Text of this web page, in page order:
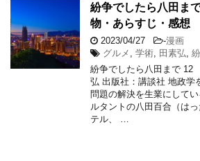
紛争でしたら八田ま
物・あらすじ・感想
2023/04/27 -漫画
グルメ
学術 田素弘
紛争でしたら八田まで
弘 出版社：講談社 地政学
問題の解決を生業にして
ルタントの八田百合（は
テル、 …